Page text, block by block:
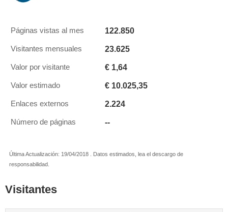
Páginas vistas al mes 122.850
Visitantes mensuales 23.625
Valor por visitante € 1,64
Valor estimado € 10.025,35
Enlaces externos 2.224
Número de páginas --
Última Actualización: 19/04/2018 . Datos estimados, lea el descargo de
responsabilidad.
Visitantes